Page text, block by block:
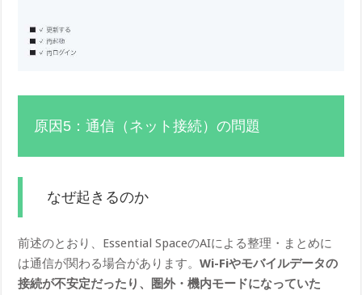
原因5：通信（ネット接続）の問題
なぜ起きるのか
前述のとおり、Essential SpaceのAIによる整理・まとめに
は通信が関わる場合があります。Wi-Fiやモバイルデータの
接続が不安定だったり、圏外・機内モードになっていた